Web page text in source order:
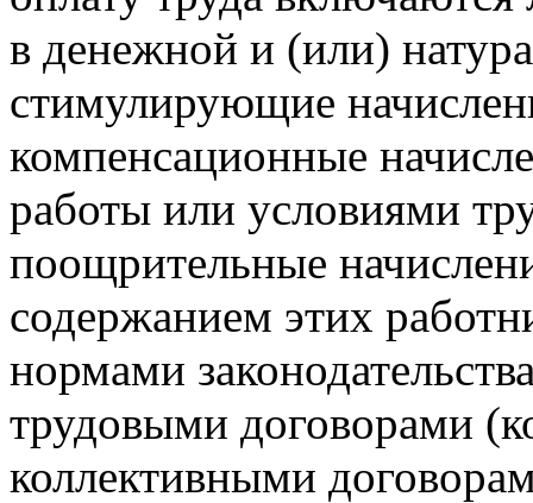
в денежной и (или)
стимулирующие
компенсационные
работы или условиями
поощрительные
содержанием этих
нормами
трудовыми договорами
коллективными